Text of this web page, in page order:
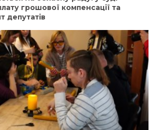
грошової компенсації та
депутатів